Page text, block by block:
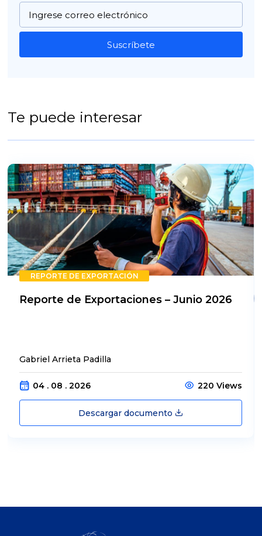
Suscríbete
Te puede interesar
REPORTE DE EXPORTACIÓN
Reporte de Exportaciones – Junio 2026
Gabriel Arrieta Padilla
04 . 08 . 2026 220 Views
Descargar documento